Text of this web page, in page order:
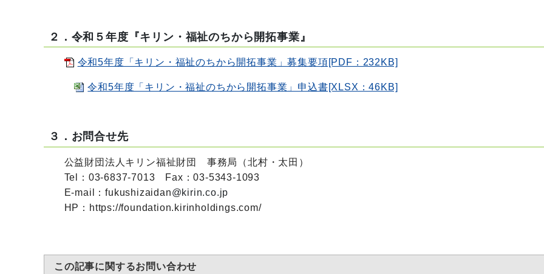
２．令和５年度『キリン・福祉のちから開拓事業』
令和5年度「キリン・福祉のちから開拓事業」募集要項[PDF：232KB]
令和5年度「キリン・福祉のちから開拓事業」申込書[XLSX：46KB]
３ ．お問合せ先
公益財団法人キリン福祉財団 事務局（北村・太田）
Tel：03-6837-7013 Fax：03-5343-1093
E-mail：fukushizaidan@kirin.co.jp
HP：https://foundation.kirinholdings.com/
この記事に関するお問い合わせ